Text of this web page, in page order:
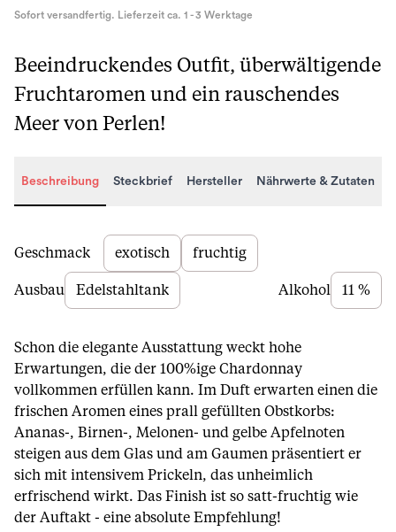
Sofort versandfertig. Lieferzeit ca. 1 - 3 Werktage
Beeindruckendes Outfit, überwältigende
Fruchtaromen und ein rauschendes
Meer von Perlen!
Beschreibung Steckbrief Hersteller Nährwerte & Zutaten
Beschreibung
Geschmack exotisch fruchtig
Ausbau Edelstahltank Alkohol 11 %
Schon die elegante Ausstattung weckt hohe
Erwartungen, die der 100%ige Chardonnay
vollkommen erfüllen kann. Im Duft erwarten einen die
frischen Aromen eines prall gefüllten Obstkorbs:
Ananas-, Birnen-, Melonen- und gelbe Apfelnoten
steigen aus dem Glas und am Gaumen präsentiert er
sich mit intensivem Prickeln, das unheimlich
erfrischend wirkt. Das Finish ist so satt-fruchtig wie
der Auftakt - eine absolute Empfehlung!